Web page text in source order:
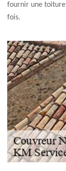
fournir une
fois.